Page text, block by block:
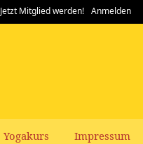
Jetzt Mitglied werden! Anmelden
Yogakurs Impressum